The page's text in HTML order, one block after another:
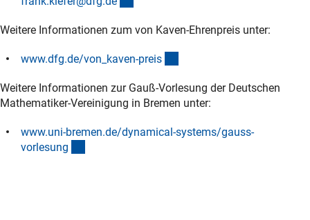
Weitere Informationen zum von Kaven-Ehrenpreis unter:
www.dfg.de/von_kaven-preis
Weitere Informationen zur Gauß-Vorlesung der Deutschen
Mathematiker-Vereinigung in Bremen unter:
www.uni-bremen.de/dynamical-systems/gauss-
vorlesung